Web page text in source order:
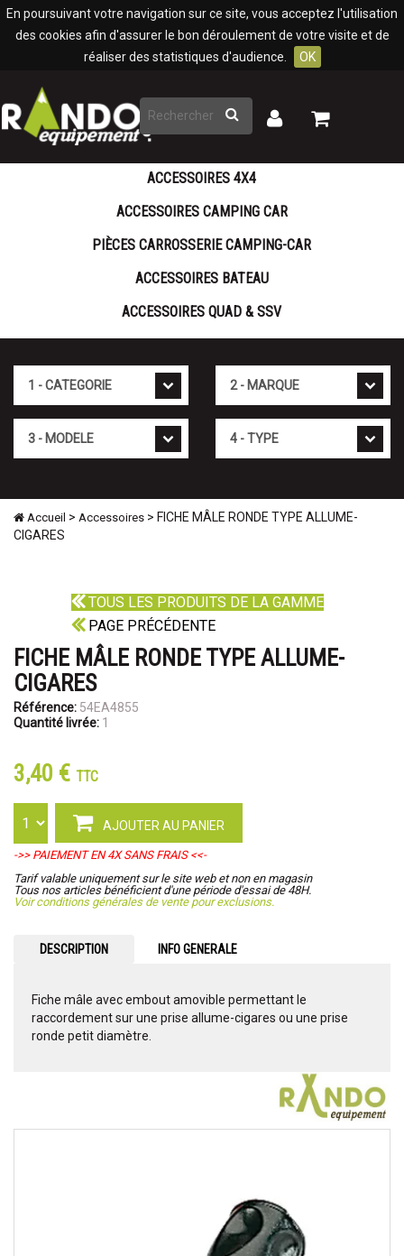
En poursuivant votre navigation sur ce site, vous acceptez l'utilisation
des cookies afin d'assurer le bon déroulement de votre visite et de
réaliser des statistiques d'audience.
OK
Rechercher
Mon
Mon
ACCESSOIRES 4X4
ACCESSOIRES CAMPING CAR
PIÈCES CARROSSERIE CAMPING-CAR
ACCESSOIRES BATEAU
ACCESSOIRES QUAD & SSV
Accueil > Accessoires > FICHE MÂLE RONDE TYPE ALLUME-
CIGARES
TOUS LES PRODUITS DE LA GAMME
PAGE PRÉCÉDENTE
FICHE MÂLE RONDE TYPE ALLUME-
CIGARES
Référence: 54EA4855
Quantité livrée: 1
3,40 € TTC
AJOUTER AU PANIER
->> PAIEMENT EN 4X SANS FRAIS <<-
Tarif valable uniquement sur le site web et non en magasin
Tous nos articles bénéficient d'une période d'essai de 48H.
Voir conditions générales de vente pour exclusions.
DESCRIPTION INFO GENERALE
Fiche mâle avec embout amovible permettant le
raccordement sur une prise allume-cigares ou une prise
ronde petit diamètre.
Panneau de gestion des cookies